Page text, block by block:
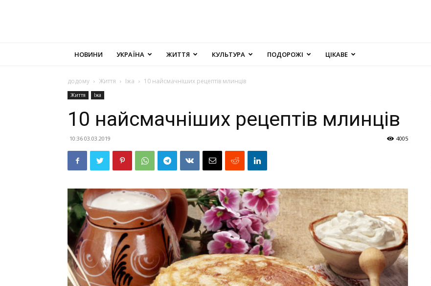
НОВИНИ УКРАЇНА ЖИТТЯ КУЛЬТУРА ПОДОРОЖІ ЦІКАВЕ
додому Життя Іжа 10 найсмачніших рецептів млинців
Життя Іжа
10 найсмачніших рецептів млинців
10:36 03.03.2019 4005